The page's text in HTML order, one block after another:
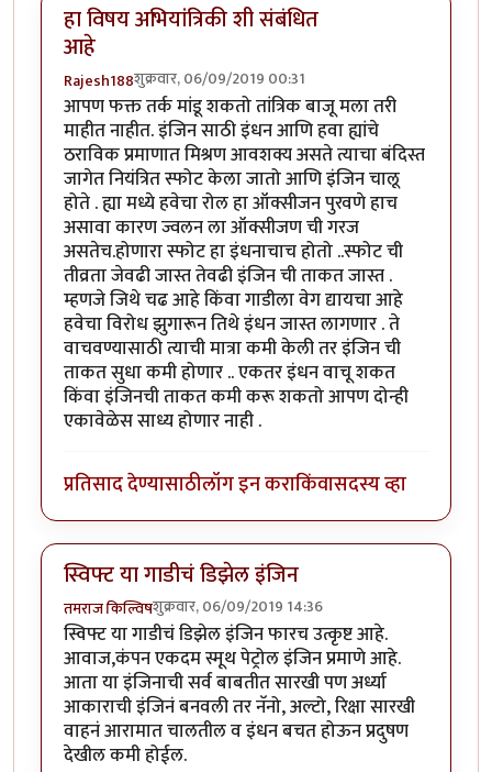
हा विषय अभियांत्रिकी शी संबंधित
आहे
Rajesh188शुक्रवार, 06/09/2019 00:31
आपण फक्त तर्क मांडू शकतो तांत्रिक बाजू मला तरी
माहीत नाहीत. इंजिन साठी इंधन आणि हवा ह्यांचे
ठराविक प्रमाणात मिश्रण आवशक्य असते त्याचा बंदिस्त
जागेत नियंत्रित स्फोट केला जातो आणि इंजिन चालू
होते . ह्या मध्ये हवेचा रोल हा ऑक्सीजन पुरवणे हाच
असावा कारण ज्वलन ला ऑक्सीजण ची गरज
असतेच.होणारा स्फोट हा इंधनाचाच होतो ..स्फोट ची
तीव्रता जेवढी जास्त तेवढी इंजिन ची ताकत जास्त .
म्हणजे जिथे चढ आहे किंवा गाडीला वेग द्यायचा आहे
हवेचा विरोध झुगारून तिथे इंधन जास्त लागणार . ते
वाचवण्यासाठी त्याची मात्रा कमी केली तर इंजिन ची
ताकत सुधा कमी होणार .. एकतर इंधन वाचू शकत
किंवा इंजिनची ताकत कमी करू शकतो आपण दोन्ही
एकावेळेस साध्य होणार नाही .
प्रतिसाद देण्यासाठीलॉग इन कराकिंवासदस्य व्हा
स्विफ्ट या गाडीचं डिझेल इंजिन
तमराज किल्विषशुक्रवार, 06/09/2019 14:36
स्विफ्ट या गाडीचं डिझेल इंजिन फारच उत्कृष्ट आहे.
आवाज,कंपन एकदम स्मूथ पेट्रोल इंजिन प्रमाणे आहे.
आता या इंजिनाची सर्व बाबतीत सारखी पण अर्ध्या
आकाराची इंजिनं बनवली तर नॅनो, अल्टो, रिक्षा सारखी
वाहनं आरामात चालतील व इंधन बचत होऊन प्रदुषण
देखील कमी होईल.